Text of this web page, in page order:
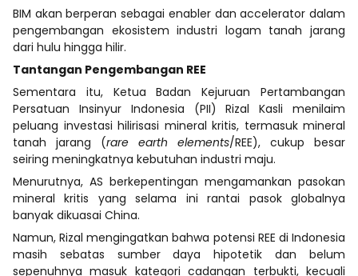
BIM akan berperan sebagai enabler dan accelerator dalam
pengembangan ekosistem industri logam tanah jarang
dari hulu hingga hilir.
Tantangan Pengembangan REE
Sementara itu, Ketua Badan Kejuruan Pertambangan
Persatuan Insinyur Indonesia (PII) Rizal Kasli menilaim
peluang investasi hilirisasi mineral kritis, termasuk mineral
tanah jarang (rare earth elements/REE), cukup besar
seiring meningkatnya kebutuhan industri maju.
Menurutnya, AS berkepentingan mengamankan pasokan
mineral kritis yang selama ini rantai pasok globalnya
banyak dikuasai China.
Namun, Rizal mengingatkan bahwa potensi REE di Indonesia
masih sebatas sumber daya hipotetik dan belum
sepenuhnya masuk kategori cadangan terbukti, kecuali